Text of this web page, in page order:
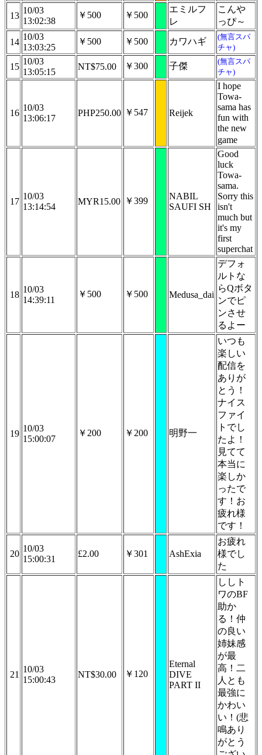
13
10/03
13:02:38
￥500 ￥500
エミルフ
レ
こんや
っぴ～
14
10/03
13:03:25
￥500 ￥500 カワハギ
(無言スパ
チャ)
15
10/03
13:05:15
NT$75.00 ￥300 子傑
(無言スパ
チャ)
16
10/03
13:06:17
PHP250.00 ￥547 Reijek
I hope
Towa-
sama has
fun with
the new
game
17
10/03
13:14:54
MYR15.00 ￥399
NABIL
SAUFI SH
Good
luck
Towa-
sama.
Sorry this
isn't
much but
it's my
first
superchat
18
10/03
14:39:11
￥500 ￥500 Medusa_dai
デフォ
ルトな
らQボタ
ンでピ
ンさせ
るよー
19
10/03
15:00:07
￥200 ￥200 明野一
いつも
楽しい
配信を
ありが
とう！
ナイス
ファイ
トでし
たよ！
見てて
本当に
楽しか
ったで
す！お
疲れ様
です！
20
10/03
15:00:31
£2.00 ￥301 AshExia
お疲れ
様でし
た
21
10/03
15:00:43
NT$30.00 ￥120
Eternal
DIVE
PART II
ししト
ワのBF
助か
る！仲
の良い
姉妹感
が最
高！二
人とも
最強に
かわい
い！(悲
鳴あり
がとう